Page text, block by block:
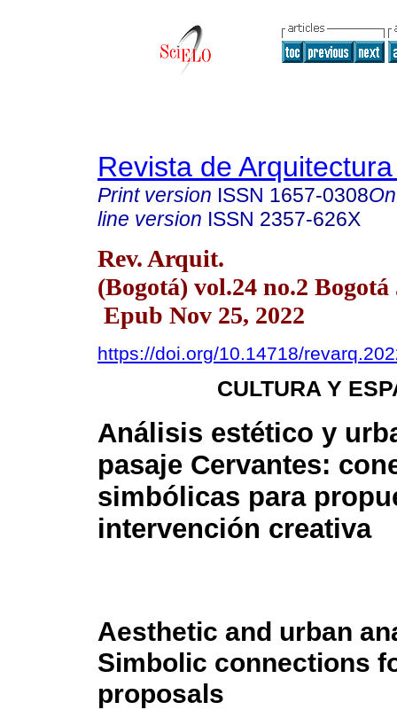
Revista de
Print version ISSN 1657-0308
line version ISSN 2357-626X
Rev. Arquit.
(Bogotá) vol.24 no.2
Epub Nov 25, 2022
https://doi.org/10.14718/
CULTURA Y
Análisis estético y
pasaje Cervantes:
simbólicas para
intervención creativa
Aesthetic and urban
Simbolic connections
proposals